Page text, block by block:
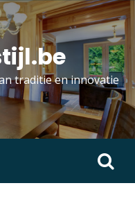
traditie en innovatie
Zoeken
naar: